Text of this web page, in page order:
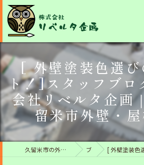
[ 外壁塗装色選び
ト！]スタッフブロ
会社リベルタ企画
留米市外壁・
久留米市の外壁塗装なら株式会社リベルタ企画 ブログ [ 外壁塗装色選びのポイント！]スタッ